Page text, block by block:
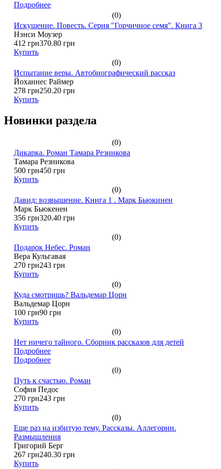
Подробнее
(0)
Искушение. Повесть. Серия "Горчичное семя". Книга 3
Нэнси Моузер
412 грн370.80 грн
Купить
(0)
Испытание веры. Автобиографический рассказ
Йоханнес Раймер
278 грн250.20 грн
Купить
Новинки раздела
(0)
Дикарка. Роман Тамара Резникова
Тамара Резникова
500 грн450 грн
Купить
(0)
Давид: возвышение. Книга 1 . Марк Бьюкинен
Марк Бьюкенен
356 грн320.40 грн
Купить
(0)
Подарок Небес. Роман
Вера Кульгавая
270 грн243 грн
Купить
(0)
Куда смотришь? Вальдемар Цорн
Вальдемар Цорн
100 грн90 грн
Купить
(0)
Нет ничего тайного. Сборник рассказов для детей
Подробнее
Подробнее
(0)
Путь к счастью. Роман
София Педос
270 грн243 грн
Купить
(0)
Еще раз на избитую тему. Рассказы. Аллегории.
Размышления
Григорий Берг
267 грн240.30 грн
Купить